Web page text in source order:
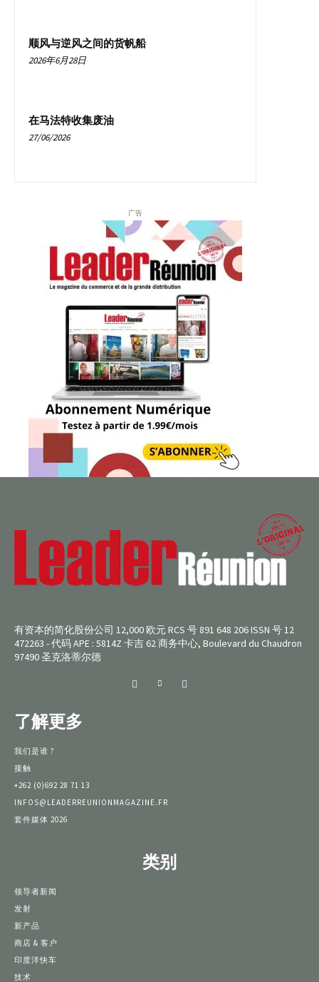
顺风与逆风之间的货帆船
2026年6月28日
在马法特收集废油
27/06/2026
广告
有资本的简化股份公司 12,000 欧元 RCS 号 891 648 206 ISSN 号 12
472263 - 代码 APE : 5814Z 卡吉 62 商务中心, Boulevard du Chaudron
97490 圣克洛蒂尔德
了解更多
我们是谁 ?
接触
+262 (0)692 28 71 13
INFOS@LEADERREUNIONMAGAZINE.FR
套件媒体 2026
类别
领导者新闻
发射
新产品
商店 & 客户
印度洋快车
技术